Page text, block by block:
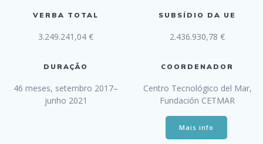
VERBA TOTAL
3.249.241,04 €
SUBSÍDIO DA UE
2.436.930,78 €
DURAÇÃO
46 meses, setembro 2017–
junho 2021
COORDENADOR
Centro Tecnológico del Mar,
Fundación CETMAR
Mais info